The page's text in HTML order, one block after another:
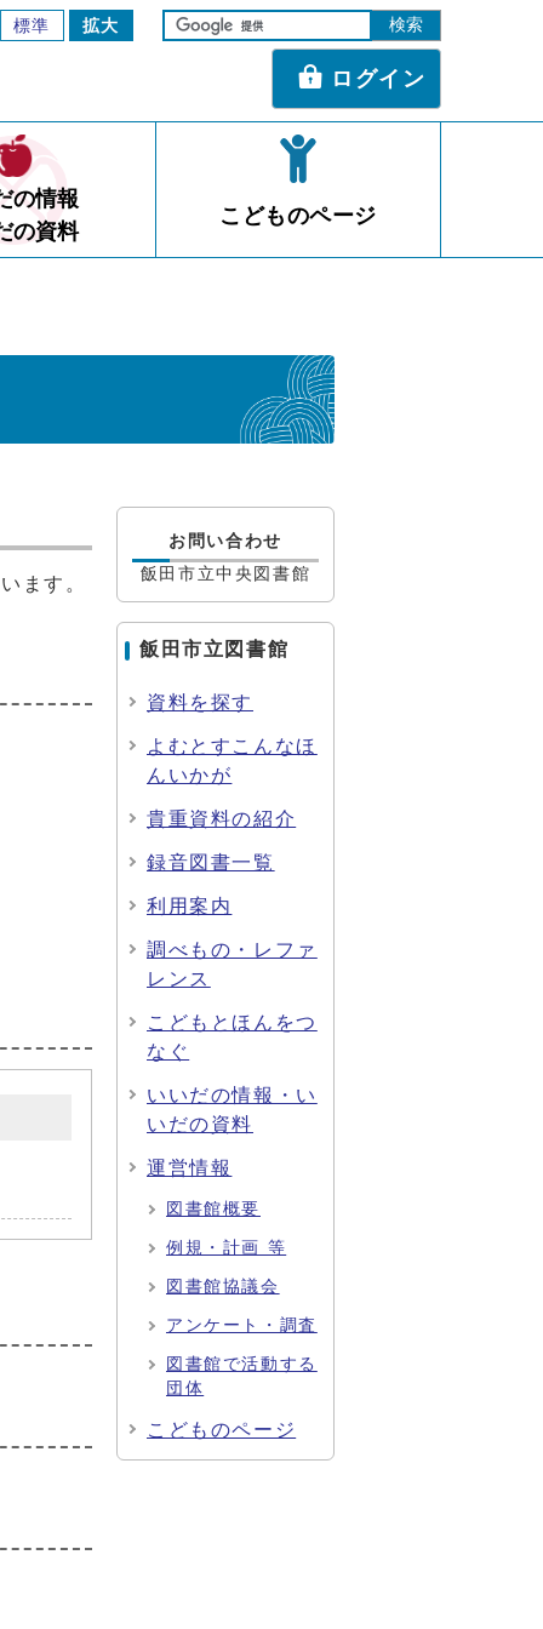
標準 拡大
ログイン
の情報
の資料
こどものページ
ます。
お問い合わせ
飯田市立中央図書館
飯田市立図書館
資料を探す
よむとすこんなほ
んいかが
貴重資料の紹介
録音図書一覧
利用案内
調べもの・レファ
レンス
こどもとほんをつ
なぐ
いいだの情報・い
いだの資料
運営情報
図書館概要
例規・計画 等
図書館協議会
アンケート・調査
図書館で活動する
団体
こどものページ